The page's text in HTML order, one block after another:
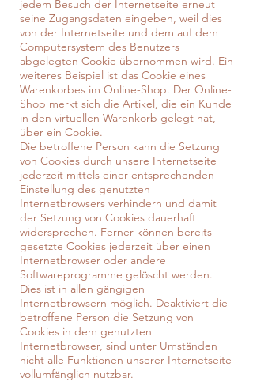
jedem Besuch der Internetseite erneut
seine Zugangsdaten eingeben, weil dies
von der Internetseite und dem auf dem
Computersystem des Benutzers
abgelegten Cookie übernommen wird. Ein
weiteres Beispiel ist das Cookie eines
Warenkorbes im Online-Shop. Der Online-
Shop merkt sich die Artikel, die ein Kunde
in den virtuellen Warenkorb gelegt hat,
über ein Cookie.
Die betroffene Person kann die Setzung
von Cookies durch unsere Internetseite
jederzeit mittels einer entsprechenden
Einstellung des genutzten
Internetbrowsers verhindern und damit
der Setzung von Cookies dauerhaft
widersprechen. Ferner können bereits
gesetzte Cookies jederzeit über einen
Internetbrowser oder andere
Softwareprogramme gelöscht werden.
Dies ist in allen gängigen
Internetbrowsern möglich. Deaktiviert die
betroffene Person die Setzung von
Cookies in dem genutzten
Internetbrowser, sind unter Umständen
nicht alle Funktionen unserer Internetseite
vollumfänglich nutzbar.